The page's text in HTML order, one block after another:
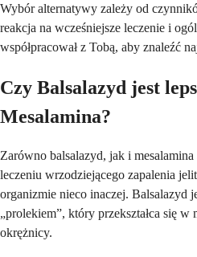
Wybór alternatywy zależy od
reakcja na wcześniejsze leczenie i
współpracował z Tobą, aby znaleźć
Czy Balsalazyd jest
Mesalamina?
Zarówno balsalazyd, jak i
leczeniu wrzodziejącego zapalenia
organizmie nieco inaczej. Balsalazyd
„prolekiem”, który przekształca się w
okrężnicy.